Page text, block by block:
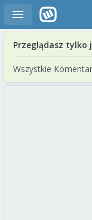
Przeglądasz tylko
Wszystkie